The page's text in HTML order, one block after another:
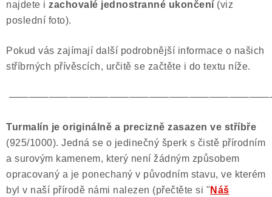
najdete i zachovalé jednostranné ukončení (viz
poslední foto).
Pokud vás zajímají další podrobnější informace o našich
stříbrných přívěscích, určitě se začtěte i do textu níže.
Turmalín je originálně a precizně zasazen ve stříbře
(925/1000). Jedná se o jedinečný šperk s čistě přírodním
a surovým kamenem, který není žádným způsobem
opracovaný a je ponechaný v původním stavu, ve kterém
byl v naší přírodě námi nalezen (přečtěte si " Náš